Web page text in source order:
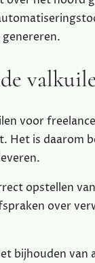
genereren.
voor
is daarom
opstellen
over
bijhouden